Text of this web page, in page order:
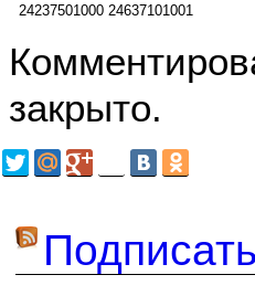
24237501000 24637101001
закрыто.